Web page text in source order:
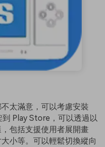
太滿意，可以考慮安裝
Play Store，可以透過以
包括支援使用者展開畫
小等。可以輕鬆切換縱向